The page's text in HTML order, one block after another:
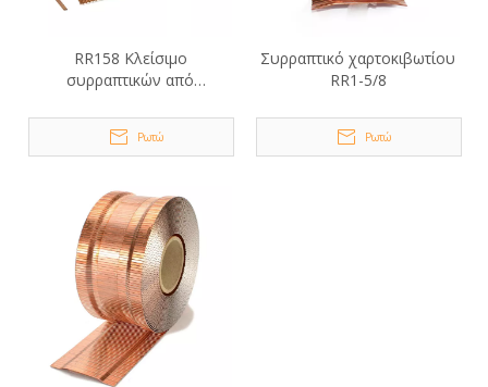
RR158 Κλείσιμο
συρραπτικών από
Ρωτώ
Συρραπτικό χαρτοκιβωτίου
RR1-5/8
Ρωτώ